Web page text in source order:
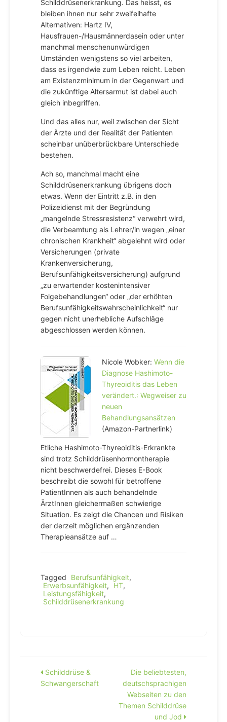
Schilddrüsenerkrankung. Das heisst, es
bleiben ihnen nur sehr zweifelhafte
Alternativen: Hartz IV,
Hausfrauen-/Hausmännerdasein oder unter
manchmal menschenunwürdigen
Umständen wenigstens so viel arbeiten,
dass es irgendwie zum Leben reicht. Leben
am Existenzminimum in der Gegenwart und
die zukünftige Altersarmut ist dabei auch
gleich inbegriffen.
Und das alles nur, weil zwischen der Sicht
der Ärzte und der Realität der Patienten
scheinbar unüberbrückbare Unterschiede
bestehen.
Ach so, manchmal macht eine
Schilddrüsenerkrankung übrigens doch
etwas. Wenn der Eintritt z.B. in den
Polizeidienst mit der Begründung
„mangelnde Stressresistenz“ verwehrt wird,
die Verbeamtung als Lehrer/in wegen „einer
chronischen Krankheit“ abgelehnt wird oder
Versicherungen (private
Krankenversicherung,
Berufsunfähigkeitsversicherung) aufgrund
„zu erwartender kostenintensiver
Folgebehandlungen“ oder „der erhöhten
Berufsunfähigkeitswahrscheinlichkeit“ nur
gegen nicht unerhebliche Aufschläge
abgeschlossen werden können.
Nicole Wobker: Wenn die
Diagnose Hashimoto-
Thyreoiditis das Leben
verändert.: Wegweiser zu
neuen
Behandlungsansätzen
(Amazon-Partnerlink)
Etliche Hashimoto-Thyreoiditis-Erkrankte
sind trotz Schilddrüsenhormontherapie
nicht beschwerdefrei. Dieses E-Book
beschreibt die sowohl für betroffene
PatientInnen als auch behandelnde
ÄrztInnen gleichermaßen schwierige
Situation. Es zeigt die Chancen und Risiken
der derzeit möglichen ergänzenden
Therapieansätze auf …
Tagged Berufsunfähigkeit,
Erwerbsunfähigkeit, HT,
Leistungsfähigkeit,
Schilddrüsenerkrankung
Beitragsnavigation
Schilddrüse &
Schwangerschaft
Die beliebtesten,
deutschsprachigen
Webseiten zu den
Themen Schilddrüse
und Jod